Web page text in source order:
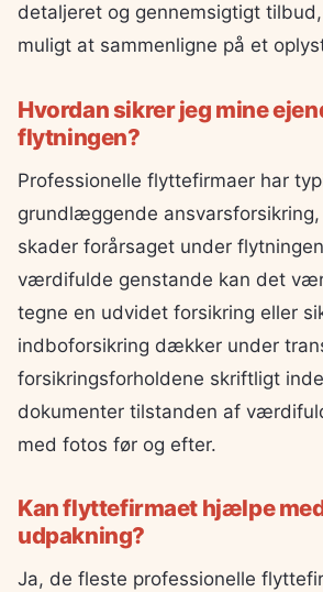
detaljeret og gennemsigtigt
muligt at sammenligne på et
Hvordan sikrer jeg mine
flytningen?
Professionelle flyttefirmaer har
grundlæggende
skader forårsaget under
værdifulde genstande kan det
tegne en udvidet forsikring eller
indboforsikring dækker under
forsikringsforholdene skriftligt
dokumenter tilstanden af
med fotos før og efter.
Kan flyttefirmaet hjælpe
udpakning?
Ja, de fleste professionelle